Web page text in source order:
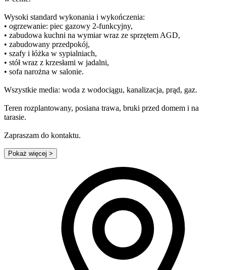
Wysoki standard wykonania i wykończenia:
• ogrzewanie: piec gazowy 2-funkcyjny,
• zabudowa kuchni na wymiar wraz ze sprzętem AGD,
• zabudowany przedpokój,
• szafy i łóżka w sypialniach,
• stół wraz z krzesłami w jadalni,
• sofa narożna w salonie.
Wszystkie media: woda z wodociągu, kanalizacja, prąd, gaz.
Teren rozplantowany, posiana trawa, bruki przed domem i na
tarasie.
Zapraszam do kontaktu.
Pokaż więcej >